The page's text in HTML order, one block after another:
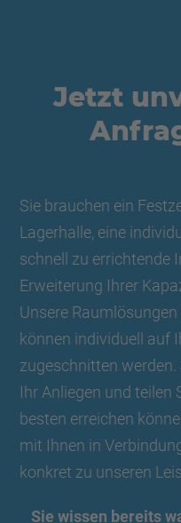
Jetzt
Sie brauchen ein
Lagerhalle, eine
schnell zu errichtende
Erweiterung Ihrer
Unsere
können individuell auf
zugeschnitten
Ihr Anliegen und teilen
besten erreichen
mit Ihnen in
konkret zu unseren
Sie wissen bereits